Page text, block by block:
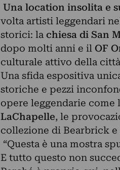
Una location insolita e
volta artisti leggendari
storici: la chiesa di San
dopo molti anni e il OF
culturale attivo della
Una sfida espositiva
storiche e pezzi
opere leggendarie come
LaChapelle, le
collezione di Bearbrick e
“Questa è una mostra
E tutto questo non